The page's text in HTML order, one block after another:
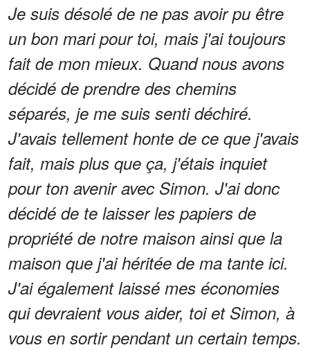
Je suis désolé de ne pas avoir pu être
un bon mari pour toi, mais j'ai toujours
fait de mon mieux. Quand nous avons
décidé de prendre des chemins
séparés, je me suis senti déchiré.
J'avais tellement honte de ce que j'avais
fait, mais plus que ça, j'étais inquiet
pour ton avenir avec Simon. J'ai donc
décidé de te laisser les papiers de
propriété de notre maison ainsi que la
maison que j'ai héritée de ma tante ici.
J'ai également laissé mes économies
qui devraient vous aider, toi et Simon, à
vous en sortir pendant un certain temps.